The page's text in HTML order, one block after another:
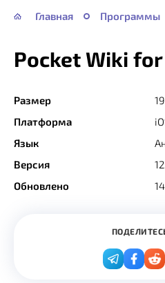
Главная Программы
Pocket Wiki
Размер
Платформа
Язык
Версия
Обновлено